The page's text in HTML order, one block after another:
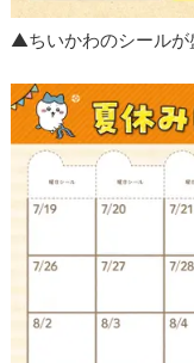
▲ちいかわのシールが